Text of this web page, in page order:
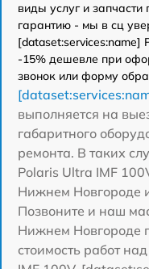
виды услуг и
гарантию - мы в сц
[dataset:services:name]
-15% дешевле при
звонок или форму
выполняется на
габаритного
ремонта. В таких
Polaris Ultra IMF
Нижнем Новгороде
Позвоните и наш
Нижнем Новгороде
стоимость работ